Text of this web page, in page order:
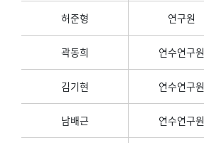
허준형 연구원
곽동희 연수연구원
김기현 연수연구원
남배근 연수연구원